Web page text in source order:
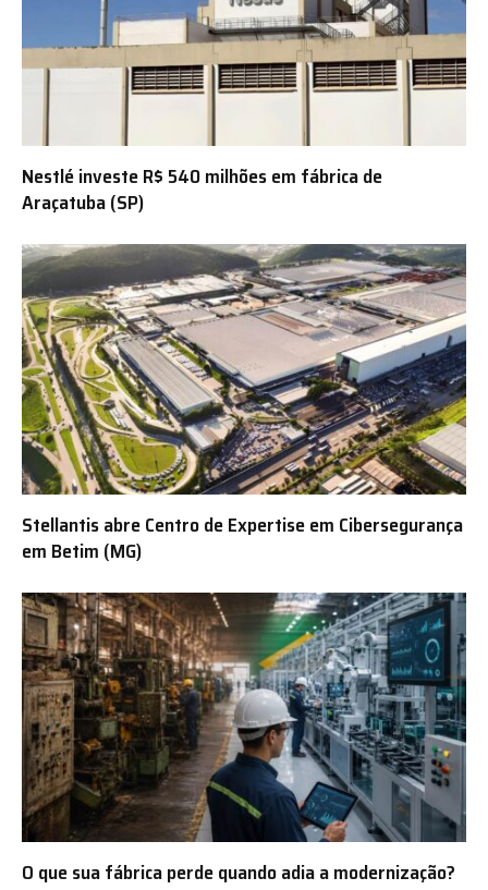
Nestlé investe R$ 540 milhões em fábrica de
Araçatuba (SP)
Stellantis abre Centro de Expertise em Cibersegurança
em Betim (MG)
O que sua fábrica perde quando adia a modernização?